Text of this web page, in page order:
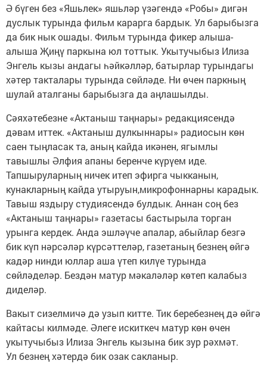
Ә бүген без «Яшьлек» яшьләр үзәгендә «Робы» дигән
дуслык турында фильм карарга бардык. Ул барыбызга
да бик нык ошады. Фильм турында фикер алыша-
алыша Җиңү паркына юл тоттык. Укытучыбыз Илиза
Энгель кызы андагы һәйкәлләр, батырлар турындагы
хәтер такталары турында сөйләде. Ни өчен паркның
шулай аталганы барыбызга да аңлашылды.
Сәяхәтебезне «Актаныш таңнары» редакциясендә
дәвам иттек. «Актаныш дулкыннары» радиосын көн
саен тыңласак та, аның кайда икәнен, ягымлы
тавышлы Әлфия апаны беренче күрүем иде.
Тапшыруларның ничек итеп эфирга чыкканын,
кунакларның кайда утыруын,микрофоннарны карадык.
Тавыш яздыру студиясендә булдык. Аннан соң без
«Актаныш таңнары» газетасы бастырыла торган
урынга кердек. Анда эшләүче апалар, абыйлар безгә
бик күп нәрсәләр күрсәттеләр, газетаның безнең өйгә
кадәр нинди юллар аша үтеп килүе турында
сөйләделәр. Бездән матур мәкаләләр көтеп калабыз
диделәр.
Вакыт сизелмичә дә узып китте. Тик беребезнең дә өйгә
кайтасы килмәде. Әлеге искиткеч матур көн өчен
укытучыбыз Илиза Энгель кызына бик зур рәхмәт.
Ул безнең хәтердә бик озак сакланыр.